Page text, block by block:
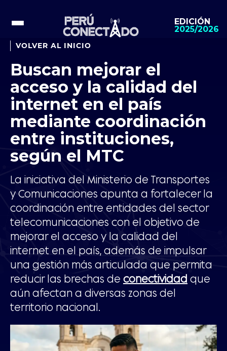
EDICIÓN
2025/2026
VOLVER AL INICIO
Buscan mejorar el
acceso y la calidad del
internet en el país
mediante coordinación
entre instituciones,
según el MTC
La iniciativa del Ministerio de Transportes
y Comunicaciones apunta a fortalecer la
coordinación entre entidades del sector
telecomunicaciones con el objetivo de
mejorar el acceso y la calidad del
internet en el país, además de impulsar
una gestión más articulada que permita
reducir las brechas de conectividad que
aún afectan a diversas zonas del
territorio nacional.